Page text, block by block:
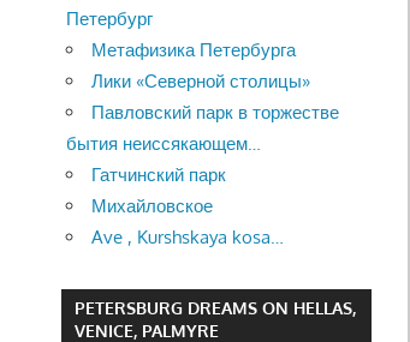
Петербург
Метафизика Петербурга
Лики «Северной столицы»
Павловский парк в торжестве
бытия неиссякающем…
Гатчинский парк
Михайловское
Ave , Kurshskaya kosa…
PETERSBURG DREAMS ON HELLAS,
VENICE, PALMYRE